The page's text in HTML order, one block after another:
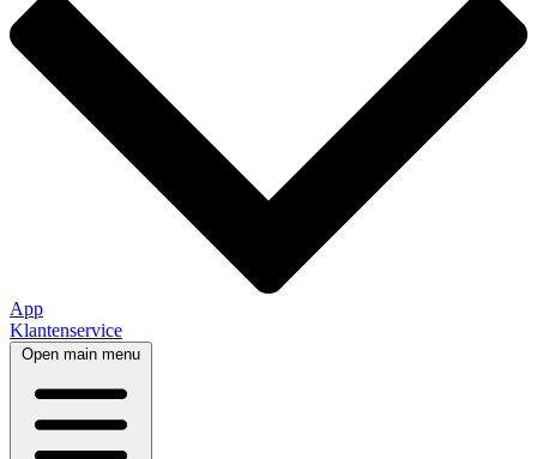
App
Klantenservice
Open main menu